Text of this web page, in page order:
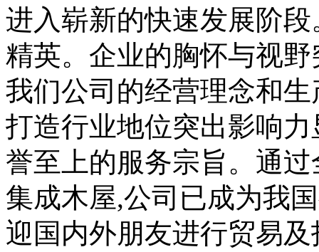
进入崭新的快速发展阶
精英。企业的胸怀与视
我们公司的经营理念和
打造行业地位突出影响
誉至上的服务宗旨。通
集成木屋,公司已成为我
迎国内外朋友进行贸易